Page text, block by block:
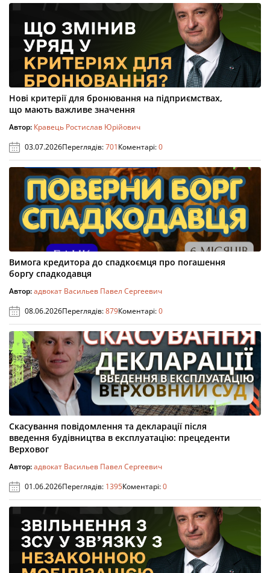
Нові критерії для бронювання на підприємствах,
що мають важливе значення
Автор: Кравець Ростислав Юрійович
03.07.2026Переглядів:701Коментарі:0
Вимога кредитора до спадкоємця про погашення
боргу спадкодавця
Автор:адвокат Васильев Павел Сергеевич
08.06.2026Переглядів:879Коментарі:0
Скасування повідомлення та декларації після
введення будівництва в експлуатацію: прецеденти
Верховог
Автор:адвокат Васильев Павел Сергеевич
01.06.2026Переглядів: 1395Коментарі:0